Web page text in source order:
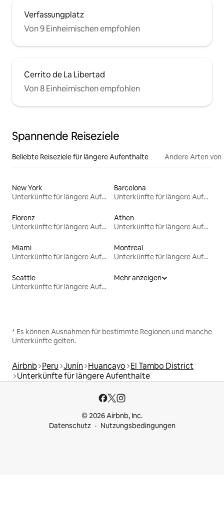
Verfassungplatz
Von 9 Einheimischen empfohlen
Cerrito de La Libertad
Von 8 Einheimischen empfohlen
Spannende Reiseziele
Beliebte Reiseziele für längere Aufenthalte Andere Arten
New York
Unterkünfte für längere Aufenthalte
Barcelona
Unterkünfte für längere Aufenthalte
Florenz
Unterkünfte für längere Aufenthalte
Athen
Unterkünfte für längere Aufenthalte
Miami
Unterkünfte für längere Aufenthalte
Montreal
Unterkünfte für längere Aufenthalte
Seattle
Unterkünfte für längere Aufenthalte
Mehr anzeigen
* Es können Ausnahmen für bestimmte Regionen und manche
Unterkünfte gelten.
Airbnb Peru Junín Huancayo El Tambo District
Unterkünfte für längere Aufenthalte
© 2026 Airbnb, Inc.
Datenschutz
Nutzungsbedingungen